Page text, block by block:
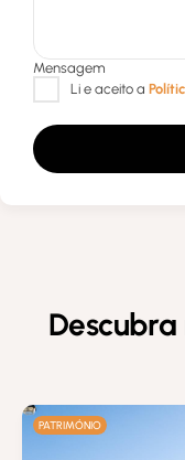
PATRIMÓNIO